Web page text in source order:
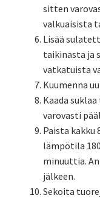
sitten
valkuaisista
Lisää
taikinasta ja
vatkatuista
Kuumenna
Kaada
varovasti
Paista kakku
lämpötila
minuuttia.
jälkeen.
Sekoita